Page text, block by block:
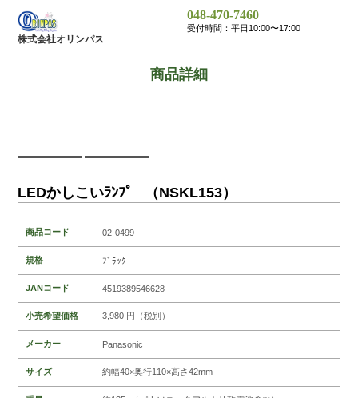
株式会社オリンパス
048-470-7460
受付時間：平日10:00〜17:00
商品詳細
LEDかしこいﾗﾝﾌﾟ （NSKL153）
商品コード 02-0499
規格 ﾌﾞﾗｯｸ
JANコード 4519389546628
小売希望価格 3,980 円（税別）
メーカー Panasonic
サイズ 約幅40×奥行110×高さ42mm